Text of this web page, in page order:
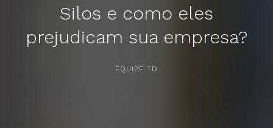
APERTE [ENTER] PARA PESQUISAR...
Silos e como eles
prejudicam sua empresa?
EQUIPE TD